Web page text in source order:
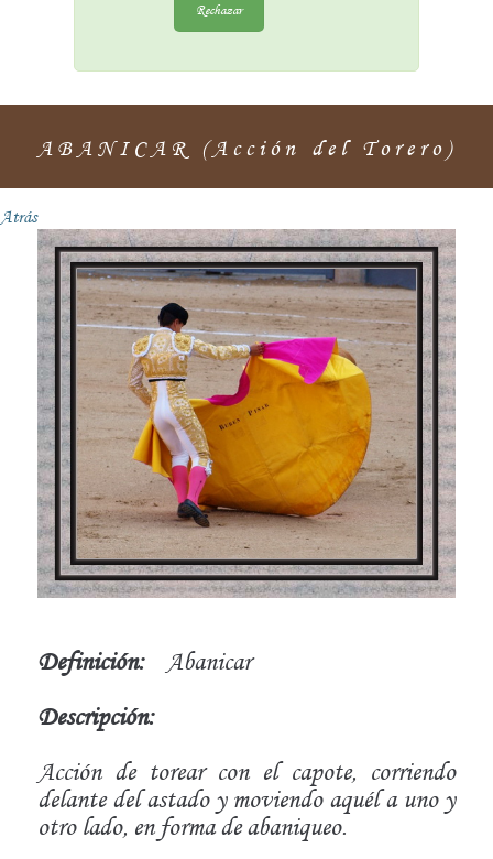
Rechazar
ABANICAR (Acción del Torero)
Atrás
Definición:Abanicar
Descripción:
Acción de torear con el capote, corriendo
delante del astado y moviendo aquél a uno y
otro lado, en forma de abaniqueo.